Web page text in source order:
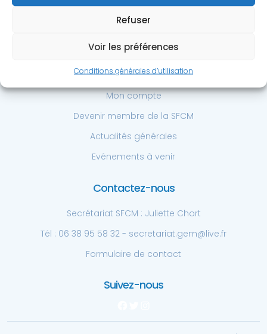
Refuser
Voir les préférences
Conditions générales d’utilisation
6 bd de la boutière, 35768 St. Grégoire
Accès rapide
Mon compte
Devenir membre de la SFCM
Actualités générales
Evénements à venir
Contactez-nous
Secrétariat SFCM : Juliette Chort
Tél : 06 38 95 58 32 - secretariat.gem@live.fr
Formulaire de contact
Suivez-nous